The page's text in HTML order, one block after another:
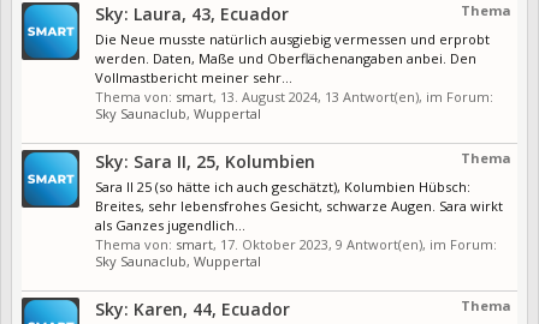
Thema
Sky: Laura, 43, Ecuador
Die Neue musste natürlich ausgiebig vermessen und erprobt
werden. Daten, Maße und Oberflächenangaben anbei. Den
Vollmastbericht meiner sehr...
Thema von: smart, 13. August 2024, 13 Antwort(en), im Forum:
Sky Saunaclub, Wuppertal
Thema
Sky: Sara II, 25, Kolumbien
Sara II 25 (so hätte ich auch geschätzt), Kolumbien Hübsch:
Breites, sehr lebensfrohes Gesicht, schwarze Augen. Sara wirkt
als Ganzes jugendlich...
Thema von: smart, 17. Oktober 2023, 9 Antwort(en), im Forum:
Sky Saunaclub, Wuppertal
Thema
Sky: Karen, 44, Ecuador